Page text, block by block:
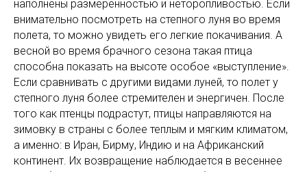
наполнены размеренностью и неторопливостью. Если
внимательно посмотреть на степного луня во время
полета, то можно увидеть его легкие покачивания. А
весной во время брачного сезона такая птица
способна показать на высоте особое «выступление».
Если сравнивать с другими видами луней, то полет у
степного луня более стремителен и энергичен. После
того как птенцы подрастут, птицы направляются на
зимовку в страны с более теплым и мягким климатом,
а именно: в Иран, Бирму, Индию и на Африканский
континент. Их возвращение наблюдается в весеннее